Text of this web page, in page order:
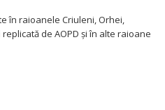
în raioanele Criuleni, Orhei,
de AOPD și în alte raioane